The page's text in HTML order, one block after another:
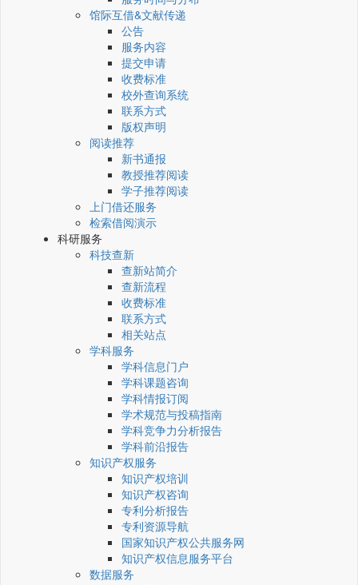
馆际互借&文献传递
公告
服务内容
提交申请
收费标准
校外查询系统
联系方式
版权声明
阅读推荐
新书通报
教授推荐阅读
学子推荐阅读
上门借还服务
检索借阅演示
科研服务
科技查新
查新站简介
查新流程
收费标准
联系方式
相关站点
学科服务
学科信息门户
学科课题咨询
学科情报订阅
学术规范与投稿指南
学科竞争力分析报告
学科前沿报告
知识产权服务
知识产权培训
知识产权咨询
专利分析报告
专利资源导航
国家知识产权公共服务网
知识产权信息服务平台
数据服务